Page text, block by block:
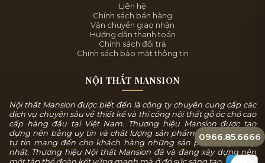
0966.85.6666
Liên hệ
Chính sách bán hàng
Vận chuyển giao nhận
Hướng dẫn thanh toán
Chính sách đổi trả
Chính sách bảo mật thông tin
NỘI THẤT MANSION
Nội thất Mansion được biết đến là công ty chuyên cung cấp các
dịch vụ chuyên sâu về thiết kế và thi công nội thất gỗ óc chó cao
cấp hàng đầu tại Việt Nam. Thương hiệu Mansion được tạo
dựng nên bằng uy tín và chất lượng sản phẩm, chúng tôi luôn
tự tin mang đến cho khách hàng những sản phẩm tuyệt mỹ
nhất. Thương hiệu Nội thất Mansion đã và đang xây dựng nên